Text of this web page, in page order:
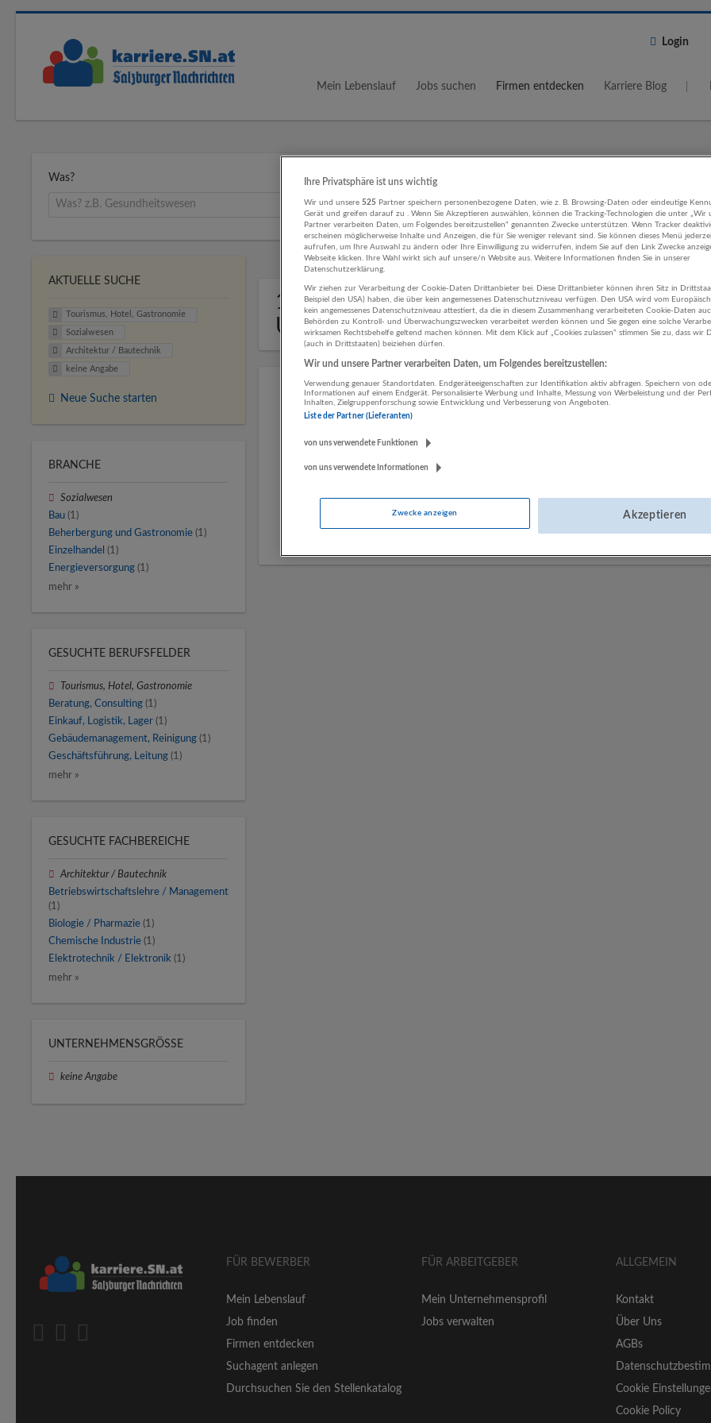
Login
Mein Lebenslauf Jobs suchen Firmen entdecken Karriere Blog
Was? Wo?
5 km
1 Tourismus, Hotel, Gastronomie
Unternehmen
LUGSTEIN CONSULTING
Bergheim bei Salzburg
Energieversorgung | Finanz- und Versicherungsleistungen |
Gesundheitswesen | Herstellung von Waren | IT-Dienstleistungen |
Öffentliche Verwaltung | Rechtsberatung und Wirtschaftsprüfung |
Sonstige Dienstleistungen | Sozialwesen | Verkehr | Verlagswesen |
AKTUELLE SUCHE
Tourismus, Hotel, Gastronomie
Sozialwesen
Architektur / Bautechnik
keine Angabe
Neue Suche starten
BRANCHE
Sozialwesen
Bau (1)
Beherbergung und Gastronomie (1)
Einzelhandel (1)
Energieversorgung (1)
mehr »
GESUCHTE BERUFSFELDER
Tourismus, Hotel, Gastronomie
Beratung, Consulting (1)
Einkauf, Logistik, Lager (1)
Gebäudemanagement, Reinigung (1)
Geschäftsführung, Leitung (1)
mehr »
GESUCHTE FACHBEREICHE
Architektur / Bautechnik
Betriebswirtschaftslehre / Management
(1)
Biologie / Pharmazie (1)
Chemische Industrie (1)
Elektrotechnik / Elektronik (1)
mehr »
UNTERNEHMENSGRÖSSE
keine Angabe
FÜR BEWERBER
Mein Lebenslauf
Job finden
Firmen entdecken
Suchagent anlegen
Durchsuchen Sie den Stellenkatalog
FÜR ARBEITGEBER
Mein Unternehmensprofil
Jobs verwalten
ALLGEMEIN
Kontakt
Über Uns
AGBs
Cookie
Cookie Policy
Ihre Privatsphäre ist uns wichtig
Wir und unsere525 Partner speichern personenbezogene Daten, wie z. B. Browsing-Daten oder eindeutige
Gerät und greifen darauf zu . Wenn Sie Akzeptieren auswählen, können die Tracking-Technologien die unter „Wir
Partner verarbeiten Daten, um Folgendes bereitzustellen“ genannten Zwecke unterstützen. Wenn Tracker
erscheinen möglicherweise Inhalte und Anzeigen, die für Sie weniger relevant sind. Sie können dieses Menü
aufrufen, um Ihre Auswahl zu ändern oder Ihre Einwilligung zu widerrufen, indem Sie auf den Link Zwecke
Webseite klicken. Ihre Wahl wirkt sich auf unsere/n Website aus. Weitere Informationen finden Sie in unserer
Datenschutzerklärung.
Wir ziehen zur Verarbeitung der Cookie-Daten Drittanbieter bei. Diese Drittanbieter können ihren Sitz in
Beispiel den USA) haben, die über kein angemessenes Datenschutzniveau verfügen. Den USA wird vom
kein angemessenes Datenschutzniveau attestiert, da die in diesem Zusammenhang verarbeiteten Cookie-Daten
Behörden zu Kontroll- und Überwachungszwecken verarbeitet werden können und Sie gegen eine solche
wirksamen Rechtsbehelfe geltend machen können. Mit dem Klick auf „Cookies zulassen“ stimmen Sie zu, dass wir
(auch in Drittstaaten) beiziehen dürfen.
Wir und unsere Partner verarbeiten Daten, um Folgendes bereitzustellen:
Verwendung genauer Standortdaten. Endgeräteeigenschaften zur Identifikation aktiv abfragen. Speichern von
Informationen auf einem Endgerät. Personalisierte Werbung und Inhalte, Messung von Werbeleistung und der
Inhalten, Zielgruppenforschung sowie Entwicklung und Verbesserung von Angeboten.
Liste der Partner (Lieferanten)
von uns verwendete Funktionen
von uns verwendete Informationen
Zwecke anzeigen Akzeptieren